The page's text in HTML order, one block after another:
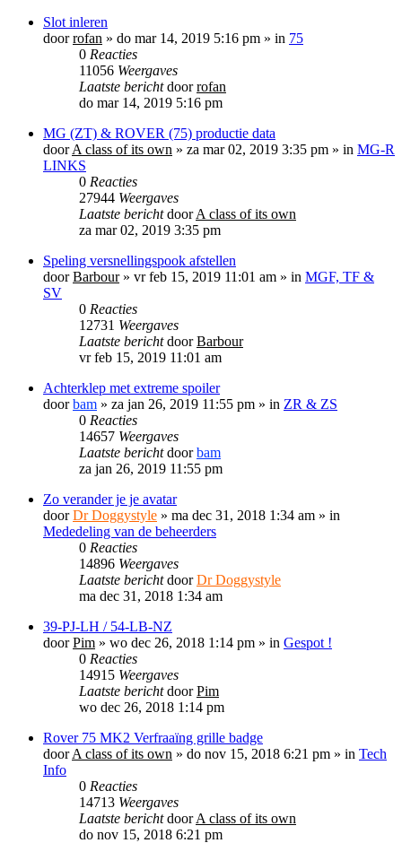
Slot inleren
doorrofan » do mar 14, 2019 5:16 pm » in 75
0 Reacties
11056 Weergaves
Laatste berichtdoorrofan
do mar 14, 2019 5:16 pm
MG (ZT) & ROVER (75) productie data
doorA class of its own » za mar 02, 2019 3:35 pm » in MG-R
LINKS
0 Reacties
27944 Weergaves
Laatste berichtdoorA class of its own
za mar 02, 2019 3:35 pm
Speling versnellingspook afstellen
doorBarbour» vr feb 15, 2019 11:01 am » in MGF, TF &
SV
0 Reacties
12731 Weergaves
Laatste berichtdoorBarbour
vr feb 15, 2019 11:01 am
Achterklep met extreme spoiler
doorbam » za jan 26, 2019 11:55 pm » in ZR & ZS
0 Reacties
14657 Weergaves
Laatste berichtdoorbam
za jan 26, 2019 11:55 pm
Zo verander je je avatar
doorDr Doggystyle » ma dec 31, 2018 1:34 am » in
Mededeling van de beheerders
0 Reacties
14896 Weergaves
Laatste berichtdoorDr Doggystyle
ma dec 31, 2018 1:34 am
39-PJ-LH / 54-LB-NZ
doorPim » wo dec 26, 2018 1:14 pm » in Gespot !
0 Reacties
14915 Weergaves
Laatste berichtdoorPim
wo dec 26, 2018 1:14 pm
Rover 75 MK2 Verfraaïng grille badge
doorA class of its own » do nov 15, 2018 6:21 pm » in Tech
Info
0 Reacties
14713 Weergaves
Laatste berichtdoorA class of its own
do nov 15, 2018 6:21 pm